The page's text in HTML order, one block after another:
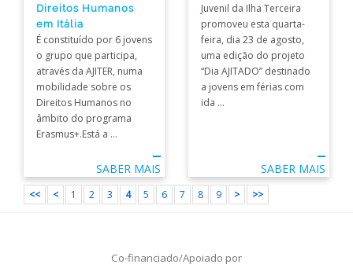
Direitos Humanos
em Itália
É constituído por 6 jovens
o grupo que participa,
através da AJITER, numa
mobilidade sobre os
Direitos Humanos no
âmbito do programa
Erasmus+.Está a ...
SABER MAIS
Juvenil da Ilha Terceira
promoveu esta quarta-
feira, dia 23 de agosto,
uma edição do projeto
“Dia AJITADO” destinado
a jovens em férias com
ida ...
SABER MAIS
<< < 1 2 3 4 5 6 7 8 9 > >>
Co-financiado/Apoiado por